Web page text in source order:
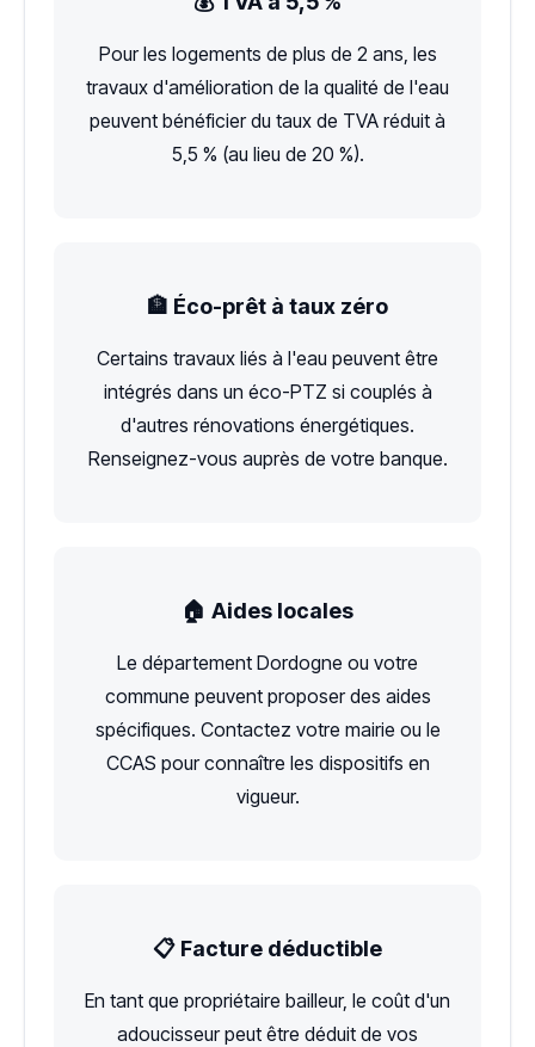
Pour les logements de plus de 2 ans, les
travaux d'amélioration de la qualité de l'eau
peuvent bénéficier du taux de TVA réduit à
5,5 % (au lieu de 20 %).
🏦 Éco-prêt à taux zéro
Certains travaux liés à l'eau peuvent être
intégrés dans un éco-PTZ si couplés à
d'autres rénovations énergétiques.
Renseignez-vous auprès de votre banque.
🏠 Aides locales
Le département Dordogne ou votre
commune peuvent proposer des aides
spécifiques. Contactez votre mairie ou le
CCAS pour connaître les dispositifs en
vigueur.
📋 Facture déductible
En tant que propriétaire bailleur, le coût d'un
adoucisseur peut être déduit de vos